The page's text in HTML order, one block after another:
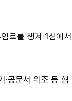
대
료를 챙겨 1심에서
·공문서 위조 등 혐